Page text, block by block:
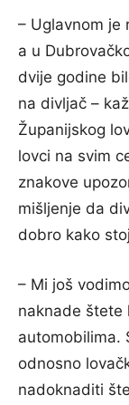
– Uglavnom je
a u
dvije godine
na divljač –
Županijskog
lovci na svim
znakove
mišljenje da
dobro kako
– Mi još
naknade štete
automobilima.
odnosno
nadoknaditi